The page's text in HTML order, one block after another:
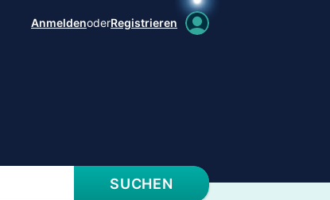
AnmeldenoderRegistrieren
SUCHEN